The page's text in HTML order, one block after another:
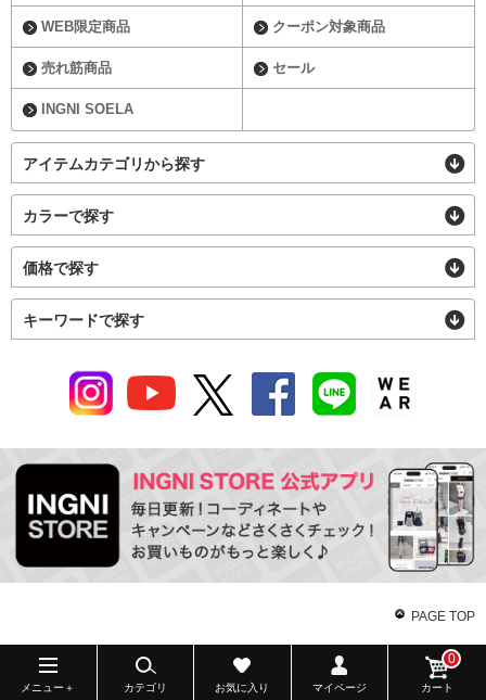
WEB限定商品 クーポン対象商品
売れ筋商品 セール
INGNI SOELA
アイテムカテゴリから探す
カラーで探す
価格で探す
キーワードで探す
PAGE TOP
メニュー＋ カテゴリ お気に入り マイページ カート
0